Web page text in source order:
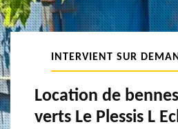
INTERVIENT SUR
Location de
verts Le Plessis L